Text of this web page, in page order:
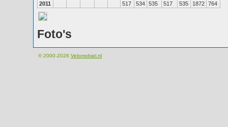
2011
517 534 535 517 535 1872 764
Foto's
© 2000-2026 Velomobiel.nl